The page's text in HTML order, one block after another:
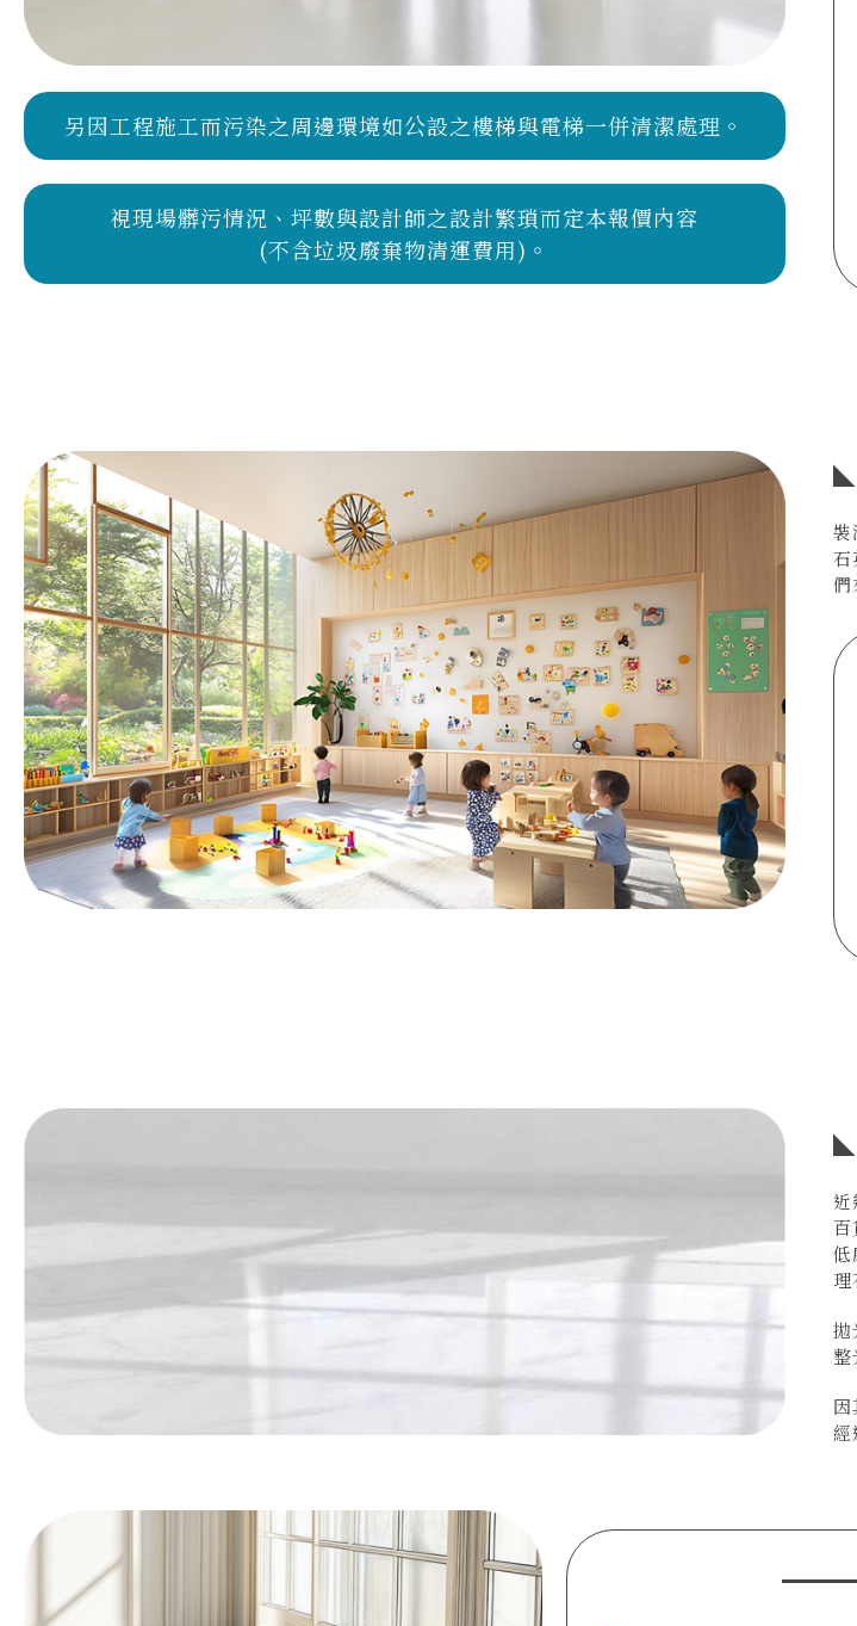
另因工程施工而污染之周邊環境如公設之樓梯與電梯一併清潔處理。
視現場髒污情況、坪數與設計師之設計繁瑣而定本報價內容
(不含垃圾廢棄物清運費用)。
裝
石
們
低
拋
經